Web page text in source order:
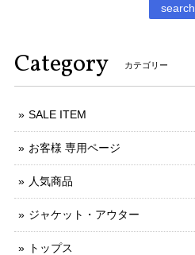
search
Category カテゴリー
SALE ITEM
お客様 専用ページ
人気商品
ジャケット・アウター
トップス